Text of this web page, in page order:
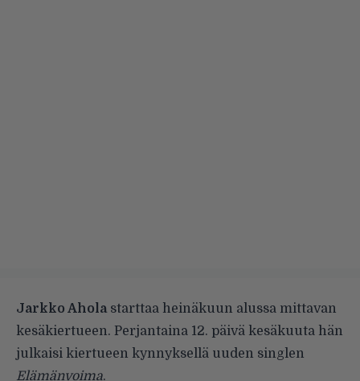
Jarkko Aholastarttaa heinäkuun alussa mittavan
kesäkiertueen. Perjantaina 12. päivä kesäkuuta hän
julkaisi kiertueen kynnyksellä uuden singlen
Elämänvoima.